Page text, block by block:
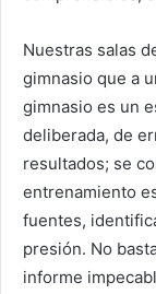
Nuestras salas
gimnasio que a
gimnasio es un
deliberada, de
resultados; se
entrenamiento
fuentes,
presión. No
informe